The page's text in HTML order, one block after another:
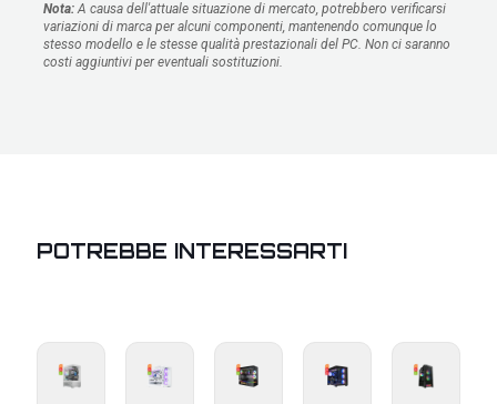
Nota: A causa dell'attuale situazione di mercato, potrebbero verificarsi
variazioni di marca per alcuni componenti, mantenendo comunque lo
stesso modello e le stesse qualità prestazionali del PC. Non ci saranno
costi aggiuntivi per eventuali sostituzioni.
POTREBBE INTERESSARTI